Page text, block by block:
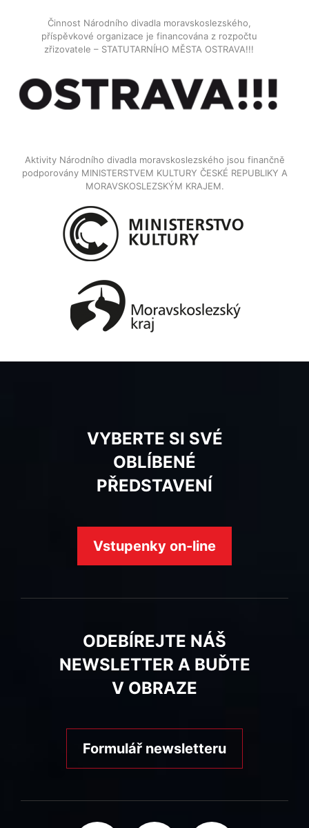
Činnost Národního divadla moravskoslezského,
příspěvkové organizace je financována z rozpočtu
zřizovatele – STATUTARNÍHO MĚSTA OSTRAVA!!!
Aktivity Národního divadla moravskoslezského jsou finančně
podporovány MINISTERSTVEM KULTURY ČESKÉ REPUBLIKY A
MORAVSKOSLEZSKÝM KRAJEM.
VYBERTE SI SVÉ
OBLÍBENÉ
PŘEDSTAVENÍ
Vstupenky on-line
ODEBÍREJTE NÁŠ
NEWSLETTER A BUĎTE
V OBRAZE
Formulář newsletteru